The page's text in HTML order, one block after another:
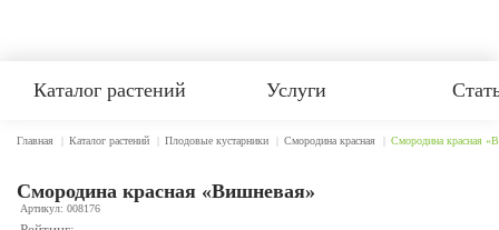
Каталог растений Услуги
Главная Каталог растений Плодовые кустарники Смородина красная Смородина красная
Смородина красная «Вишневая»
Артикул: 008176